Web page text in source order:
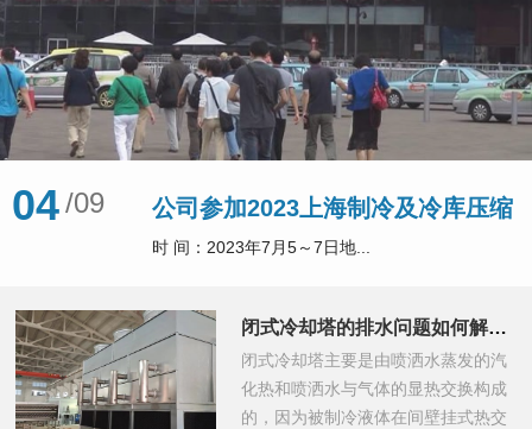
04
04
04/09
公司参加2023上海制冷及冷库压缩
机展会
时 间：2023年7月5～7日地...
闭式冷却塔的排水问题如何解决？
闭式冷却塔主要是由喷洒水蒸发的汽
化热和喷洒水与气体的显热交换构成
的，因为被制冷液体在间壁挂式热交